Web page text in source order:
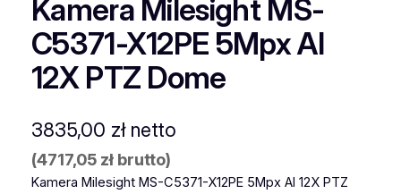
Kamera Milesight MS-
C5371-X12PE 5Mpx AI
12X PTZ Dome
3835,00 złnetto
(4717,05 złbrutto)
Kamera Milesight MS-C5371-X12PE 5Mpx AI 12X PTZ